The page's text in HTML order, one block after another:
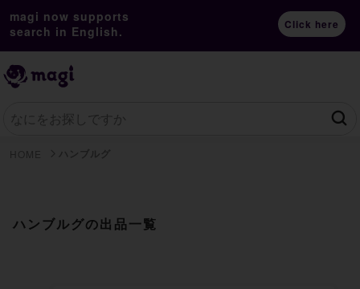
magi now supports
search in English.
Click here
ハンブルグの出品一覧